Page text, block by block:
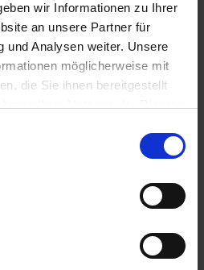
wir Informationen zu Ihrer
an unsere Partner für
und Analysen weiter. Unsere
möglicherweise mit
die Sie ihnen bereitgestellt
weiß, Rand grün/blau